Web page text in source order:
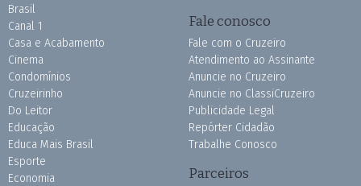
Brasil
Canal 1
Casa e Acabamento
Cinema
Condomínios
Cruzeirinho
Do Leitor
Educação
Educa Mais Brasil
Esporte
Economia
Fale conosco
Fale com o Cruzeiro
Atendimento ao Assinante
Anuncie no Cruzeiro
Anuncie no ClassiCruzeiro
Publicidade Legal
Repórter Cidadão
Trabalhe Conosco
Parceiros